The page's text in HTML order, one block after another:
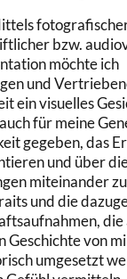
bzw.
möchte ich
und
ein visuelles
für meine
gegeben, das
und über
miteinander
und die
die
Geschichte von
umgesetzt